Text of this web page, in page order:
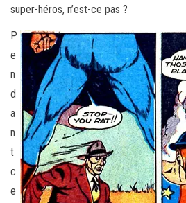
super-héros, n’est-ce pas ?
P
e
n
d
a
n
t
c
e